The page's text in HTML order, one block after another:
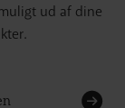
ud af dine